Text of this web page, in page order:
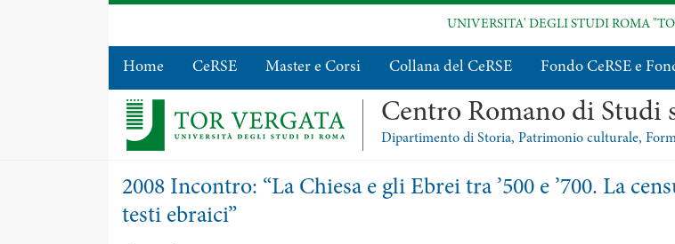
UNIVERSITA' DEGLI STUDI ROMA
Home CeRSE Master e Corsi Collana del CeRSE Fondo CeRSE e
Centro Romano di Studi
Dipartimento di Storia, Patrimonio culturale,
2008 Incontro: “La Chiesa e gli Ebrei tra ’500 e ’700. La
testi ebraici”